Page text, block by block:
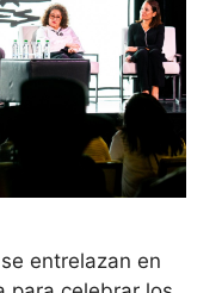
entrelazan en